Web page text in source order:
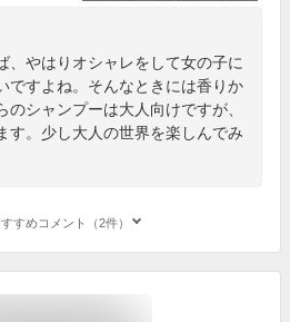
、やはりオシャレをして女の子に
ですよね。そんなときには香りか
のシャンプーは大人向けですが、
す。少し大人の世界を楽しんでみ
すめコメント（2件）